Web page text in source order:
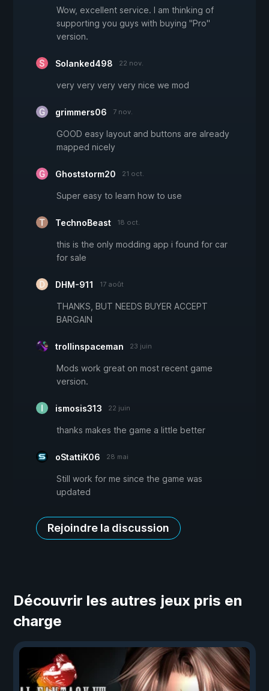
Wow, excellent service. I am thinking of
supporting you guys with buying "Pro"
version.
Solanked498 22 nov.
very very very very nice we mod
grimmers06 7 nov.
GOOD easy layout and buttons are already
mapped nicely
Ghoststorm20 21 oct.
Super easy to learn how to use
TechnoBeast 18 oct.
this is the only modding app i found for car
for sale
DHM-911 17 août
THANKS, BUT NEEDS BUYER ACCEPT
BARGAIN
trollinspaceman 23 juin
Mods work great on most recent game
version.
ismosis313 22 juin
thanks makes the game a little better
oStattiK06 28 mai
Still work for me since the game was
updated
Rejoindre la discussion
Découvrir les autres jeux pris en
charge